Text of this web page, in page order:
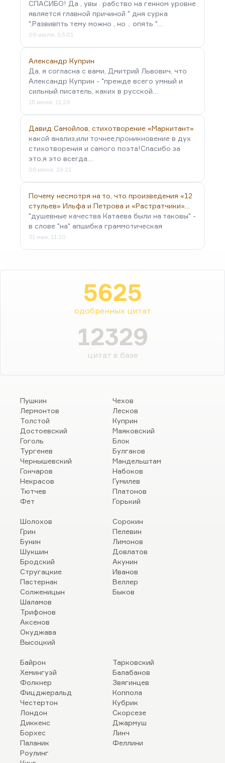
СПАСИБО! Да , увы . рабство на генном уровне
является главной причиной " дня сурка
".Развивпть тему можно , но .. опять "…
09 июля, 03:01
Александр Куприн
Да, я согласна с вами, Дмитрий Львович, что
Александр Куприн - "прежде всего умный и
сильный писатель, каких в русской…
15 июня, 11:29
Давид Самойлов, стихотворение «Маркитант»
какой анализ,или точнее,проникновение в дух
стихотворения и самого поэта!Спасибо за
это,я это всегда…
06 июня, 19:21
Почему несмотря на то, что произведения «12
стульев» Ильфа и Петрова и «Растратчики»…
"душевные качества Катаева были на таковы" -
в слове "на" апшибка граммотическая
31 мая, 11:20
5625
одобренных цитат
12329
цитат в базе
Пушкин
Лермонтов
Толстой
Достоевский
Гоголь
Тургенев
Чернышевский
Гончаров
Некрасов
Тютчев
Фет
Чехов
Лесков
Куприн
Маяковский
Блок
Булгаков
Мандельштам
Набоков
Гумилев
Платонов
Горький
Шолохов
Грин
Бунин
Шукшин
Бродский
Стругацкие
Пастернак
Солженицын
Шаламов
Трифонов
Аксенов
Окуджава
Высоцкий
Сорокин
Пелевин
Лимонов
Довлатов
Акунин
Иванов
Веллер
Быков
Байрон
Хемингуэй
Фолкнер
Фицджеральд
Честертон
Лондон
Диккенс
Борхес
Паланик
Роулинг
Тарковский
Балабанов
Звягинцев
Коппола
Кубрик
Скорсезе
Джармуш
Линч
Феллини